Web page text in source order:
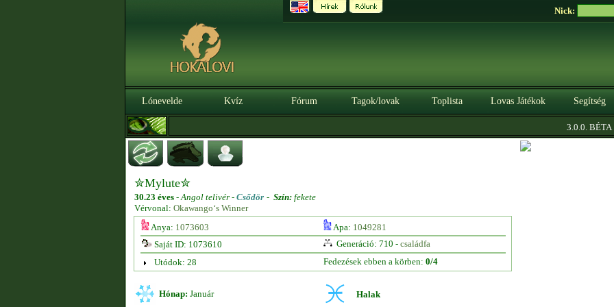
Nick:
Lónevelde Kvíz Fórum Tagok/lovak Toplista Lovas Játékok Segítség
3.0.0. BÉTA|
✮Mylute✮
30.23 éves -Angol telivér - Csődör - Szín: fekete
Vérvonal: Okawango‘s Winner
Anya: 1073603 Apa: 1049281
Saját ID: 1073610
Generáció: 710 - családfa
Utódok: 28
Fedezések ebben a körben: 0/4
Hónap: Január Halak